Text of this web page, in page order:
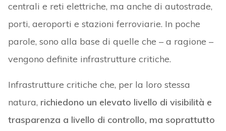
centrali e reti elettriche, ma anche di autostrade,
porti, aeroporti e stazioni ferroviarie. In poche
parole, sono alla base di quelle che – a ragione –
vengono definite infrastrutture critiche.
Infrastrutture critiche che, per la loro stessa
natura, richiedono un elevato livello di visibilità e
trasparenza a livello di controllo, ma soprattutto